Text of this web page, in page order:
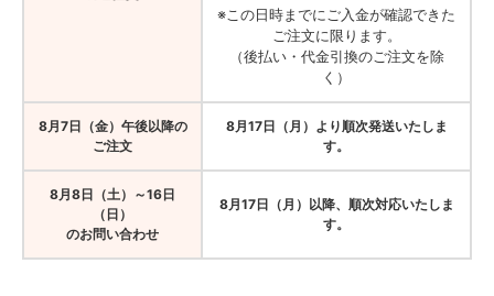
※この日時までにご入金が確認できた
ご注文に限ります。
（後払い・代金引換のご注文を除
く）
8月7日（金）午後以降の
ご注文
8月17日（月）より順次発送いたしま
す。
8月8日（土）～16日
（日）
のお問い合わせ
8月17日（月）以降、順次対応いたしま
す。